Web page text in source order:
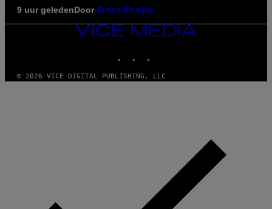
9 uur geledenDoor Brent Koepp
VICE
MEDIA
© 2026 VICE DIGITAL PUBLISHING, LLC